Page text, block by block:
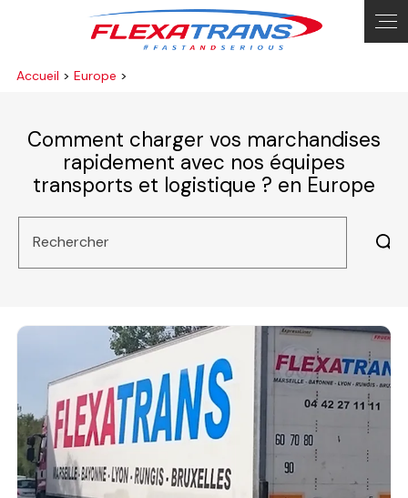
Accueil > Europe >
Comment charger vos marchandises
rapidement avec nos équipes
transports et logistique ? en Europe
Rechercher
Panneau de gestion des cookies